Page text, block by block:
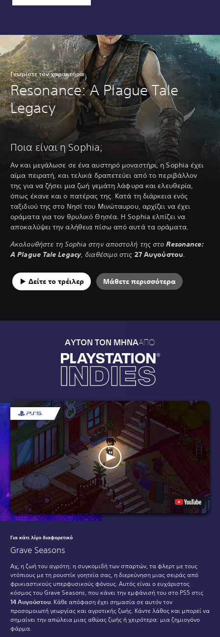
Γνωρίστε τον χαρακτήρα
Resonance: A Plague Tale
Legacy
Ποια είναι η Sophia;
Αν και μεγάλωσε σε ένα αυστηρό μοναστήρι, η Sophia έχει
αίμα πειρατή, και τελικά δραπετεύει από το περιβάλλον
της για να ζήσει μια ζωή γεμάτη λάφυρα και ελευθερία,
όπως έκανε και ο πατέρας της. Κατά τη διάρκεια ενός
ταξιδιού της στο Νησί του Μινώταυρου, αρχίζει να έχει
οράματα για τον θρυλικό Θησέα. Η Sophia ελπίζει να
αποκαλύψει την αλήθεια πίσω από αυτά τα οράματα.
Ακολουθήστε τη Sophia στην αποστολή της στοResonance:
A Plague Tale Legacy, διαθέσιμο στις 27 Αυγούστου
Δείτε το τρέιλερ Μάθετε περισσότερα
ΑΥΤΟΝ ΤΟΝ ΜΗΝΑΑΠΟ
Για κάτι λίγο διαφορετικό
Grave Seasons
Αχ, η ζωή του αγρότη: η συγκομιδή των σπαρτών, τα φλερτ με τους
ντόπιους με τη ρουστίκ γοητεία σας, η διερεύνηση μιας σειράς από
φρικιαστικούς υπερφυσικούς φόνους. Αυτός είναι ο ευχάριστος
κόσμος του Grave Seasons, που κάνει την εμφάνισή του στο PS5 στις
14 Αυγούστου. Κάθε απόφαση έχει σημασία σε αυτόν τον
προσομοιωτή γεωργίας και αγροτικής ζωής. Κάντε λάθος και μπορεί να
σημαίνει την απώλεια μιας αθώας ζωής ή χειρότερα: μια ζημιογόνο
φάρμα.